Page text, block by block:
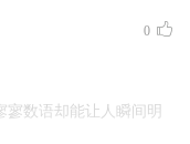
0
数语却能让人瞬间明